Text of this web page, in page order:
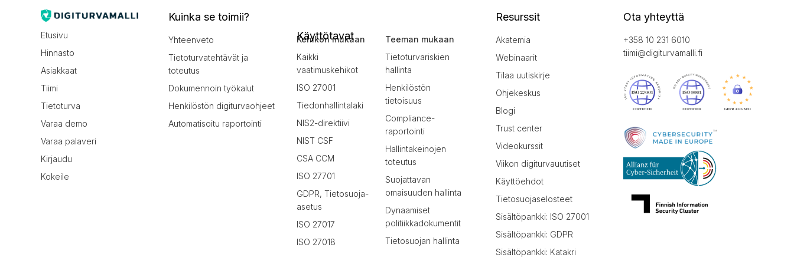
Etusivu
Hinnasto
Asiakkaat
Tiimi
Tietoturva
Varaa demo
Varaa palaveri
Kirjaudu
Kokeile
Kuinka se toimii?
Yhteenveto
Tietoturvatehtävät ja
toteutus
Dokumennoin työkalut
Henkilöstön digiturvaohjeet
Automatisoitu raportointi
Käyttötavat
Kehikon mukaan
Kaikki
vaatimuskehikot
ISO 27001
Tiedonhallintalaki
NIS2-direktiivi
NIST CSF
CSA CCM
ISO 27701
GDPR, Tietosuoja-
asetus
ISO 27017
ISO 27018
Teeman mukaan
Tietoturvariskien
hallinta
Henkilöstön
tietoisuus
Compliance-
raportointi
Hallintakeinojen
toteutus
Suojattavan
omaisuuden hallinta
Dynaamiset
politiikkadokumentit
Tietosuojan hallinta
Resurssit
Akatemia
Webinaarit
Tilaa uutiskirje
Ohjekeskus
Blogi
Trust center
Videokurssit
Viikon digiturvauutiset
Käyttöehdot
Tietosuojaselosteet
Sisältöpankki: ISO 27001
Sisältöpankki: GDPR
Sisältöpankki: Katakri
Ota yhteyttä
+358 10 231 6010
tiimi@digiturvamalli.fi